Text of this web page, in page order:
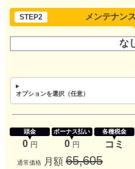
STEP2 メンテナン
な
オプションを選択（任意）
頭金
0 円
ボーナス払い
0 円
各種税金
コミ
通常価格 月額 65,605